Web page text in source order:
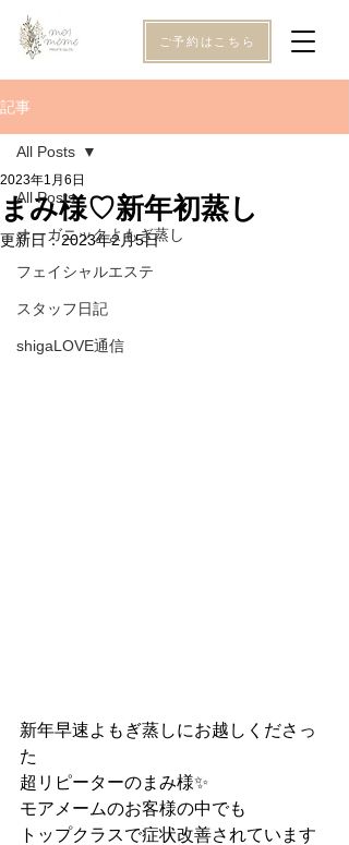
ご予約はこちら
記事
All Posts
オーガニックよもぎ蒸し
フェイシャルエステ
スタッフ日記
shigaLOVE通信
All Posts
まみ様♡新年初蒸し
2023年1月6日
更新日：2023年2月5日
新年早速よもぎ蒸しにお越しくださっ
た
超リピーターのまみ様✨
モアメームのお客様の中でも
トップクラスで症状改善されています